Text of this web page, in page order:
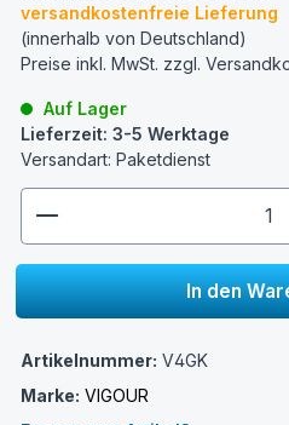
versandkostenfreie Lieferung
(innerhalb von Deutschland)
Preise inkl. MwSt. zzgl.
Auf Lager
Lieferzeit: 3-5 Werktage
Versandart: Paketdienst
In den
Artikelnummer: V4GK
Marke: VIGOUR